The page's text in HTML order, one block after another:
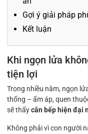
Gợi ý giải pháp
Kết luận
Khi ngọn lửa
tiện lợi
Trong nhiều năm, ngọn
thống – ấm áp, quen
sẽ thấycăn bếp hiện đại
Không phải vì con người